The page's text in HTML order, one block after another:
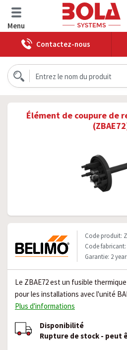
Menu
Contactez-nous
Élément de coupure de
Code produit:
Code fabricant:
Garantie: 2
Le ZBAE72 est un fusible
pour les installations avec l'unité
Plus d'informations
Disponibilité
Rupture de stock - peut